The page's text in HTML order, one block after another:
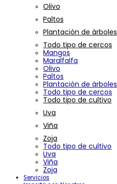
Olivo
Paltos
Plantación de árboles
Todo tipo de cercos
Mangos
Maralfalfa
Olivo
Paltos
Plantación de árboles
Todo tipo de cercos
Todo tipo de cultivo
Uva
Viña
Zoja
Todo tipo de cultivo
Uva
Viña
Zoja
Servicios